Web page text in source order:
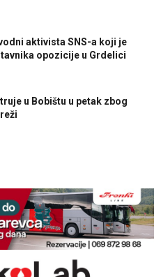
aktivista SNS-a koji je
opozicije u Grdelici
u Bobištu u petak zbog